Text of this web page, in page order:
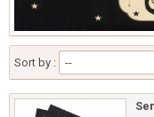
Sort by : --